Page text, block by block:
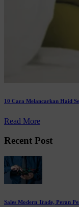
10 Cara Melancarkan Haid
Read More
Recent Post
Sales Modern Trade, Peran